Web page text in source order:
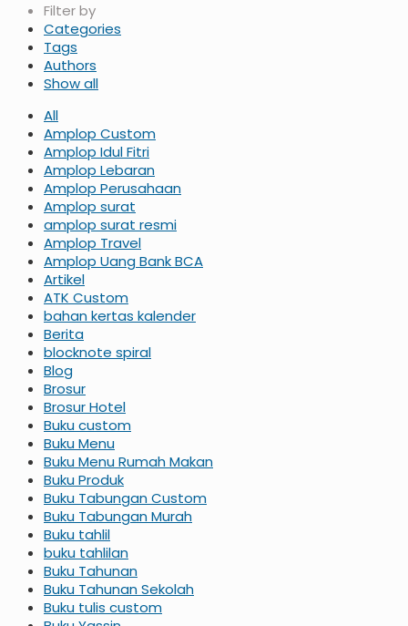
Filter by
Categories
Tags
Authors
Show all
All
Amplop Custom
Amplop Idul Fitri
Amplop Lebaran
Amplop Perusahaan
Amplop surat
amplop surat resmi
Amplop Travel
Amplop Uang Bank BCA
Artikel
ATK Custom
bahan kertas kalender
Berita
blocknote spiral
Blog
Brosur
Brosur Hotel
Buku custom
Buku Menu
Buku Menu Rumah Makan
Buku Produk
Buku Tabungan Custom
Buku Tabungan Murah
Buku tahlil
buku tahlilan
Buku Tahunan
Buku Tahunan Sekolah
Buku tulis custom